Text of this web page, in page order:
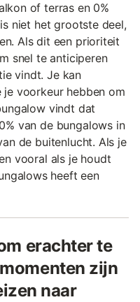
of terras en 0%
niet het grootste deel,
Als dit een prioriteit
snel te anticiperen
vindt. Je kan
voorkeur hebben om
vindt dat
van de bungalows in
de buitenlucht. Als je
vooral als je houdt
heeft een
erachter te
zijn
naar